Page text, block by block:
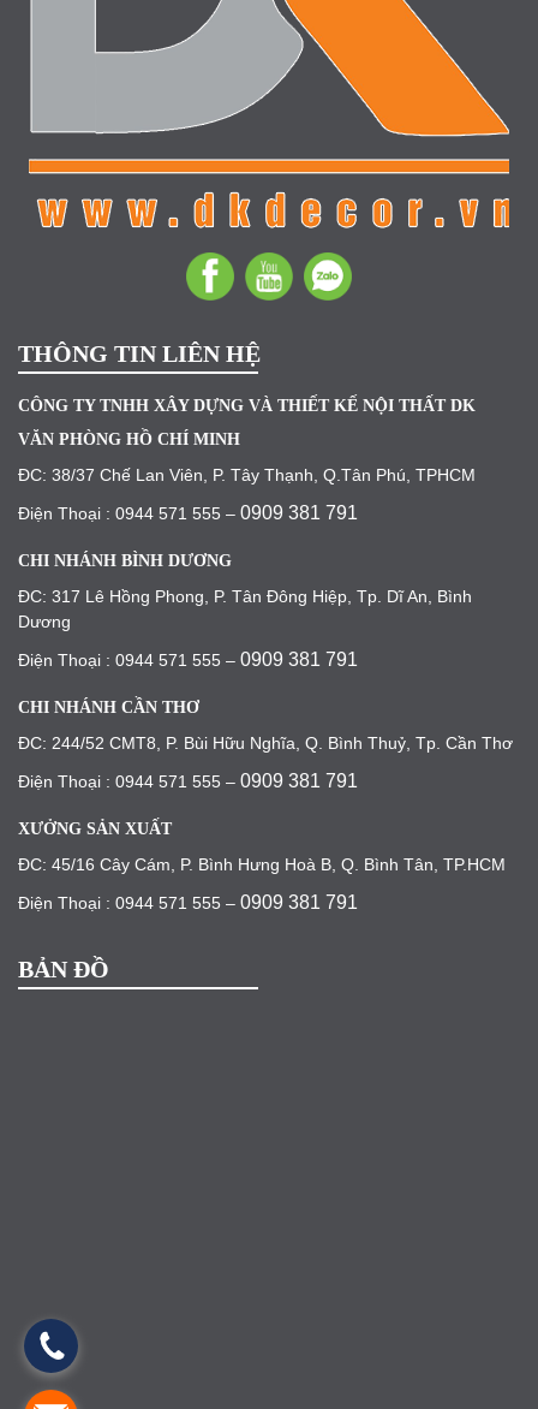
THÔNG TIN LIÊN HỆ
CÔNG TY TNHH XÂY DỰNG VÀ THIẾT KẾ NỘI THẤT DK
VĂN PHÒNG HỒ CHÍ MINH
ĐC: 38/37 Chế Lan Viên, P. Tây Thạnh, Q.Tân Phú, TPHCM
Điện Thoại : 0944 571 555 – 0909 381 791
CHI NHÁNH BÌNH DƯƠNG
ĐC: 317 Lê Hồng Phong, P. Tân Đông Hiệp, Tp. Dĩ An, Bình
Dương
Điện Thoại : 0944 571 555 – 0909 381 791
CHI NHÁNH CẦN THƠ
ĐC: 244/52 CMT8, P. Bùi Hữu Nghĩa, Q. Bình Thuỷ, Tp. Cần Thơ
Điện Thoại : 0944 571 555 – 0909 381 791
XƯỞNG SẢN XUẤT
ĐC: 45/16 Cây Cám, P. Bình Hưng Hoà B, Q. Bình Tân, TP.HCM
Điện Thoại : 0944 571 555 – 0909 381 791
BẢN ĐỒ